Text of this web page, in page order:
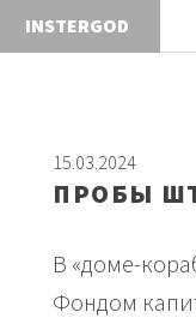
INSTER
15.03.2024
ПРОБЫ
В «доме-
Фондом